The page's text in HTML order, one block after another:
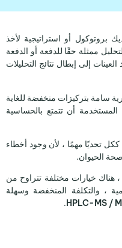
بروتوكول أو استراتيجية لأخذ
ممثلة حقًا للدفعة أو الدفعة
إلى إبطال نتائج التحليلات
سامة بتركيزات منخفضة للغاية
أن تتمتع بالحساسية
تحديًا مهمًا ، لأن وجود أخطاء
الحيوان.
هناك خيارات مختلفة تتراوح من
، والتكلفة المنخفضة وسهلة
HPLC-MS /